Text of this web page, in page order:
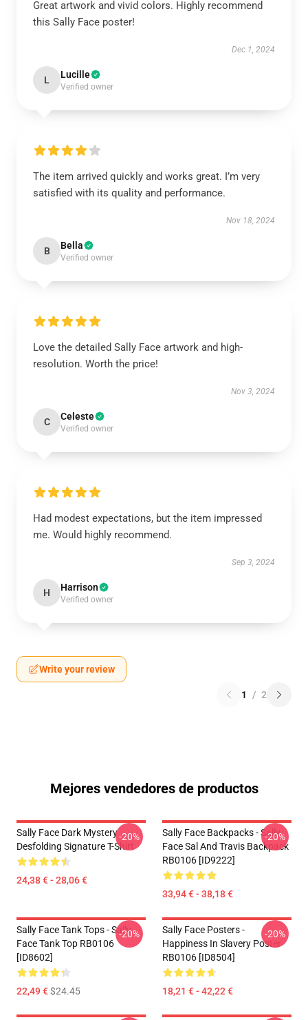
Great artwork and vivid colors. Highly recommend
this Sally Face poster!
Dec 1, 2024
L Lucille
Verified owner
The item arrived quickly and works great. I’m very
satisfied with its quality and performance.
Nov 18, 2024
B Bella
Verified owner
Love the detailed Sally Face artwork and high-
resolution. Worth the price!
Nov 3, 2024
C Celeste
Verified owner
Had modest expectations, but the item impressed
me. Would highly recommend.
Sep 3, 2024
H Harrison
Verified owner
Write your review
1 / 2
Mejores vendedores de productos
Sally Face Dark Mystery
Desfolding Signature T-Shirt
24,38 € - 28,06 €
-20%
Sally Face Backpacks - Sally
Face Sal And Travis Backpack
RB0106 [ID9222]
33,94 € - 38,18 €
-20%
Sally Face Tank Tops - Sally
Face Tank Top RB0106
[ID8602]
22,49 €$24.45
-20%
Sally Face Posters -
Happiness In Slavery Poster
RB0106 [ID8504]
18,21 € - 42,22 €
-20%